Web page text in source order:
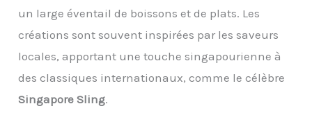
un large éventail de boissons et de plats. Les
créations sont souvent inspirées par les saveurs
locales, apportant une touche singapourienne à
des classiques internationaux, comme le célèbre
Singapore Sling.